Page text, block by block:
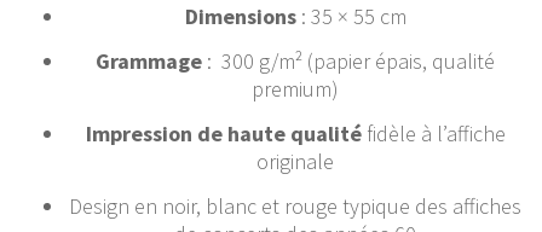
Dimensions: 35 × 55 cm
Grammage : 300 g/m² (papier épais, qualité
premium)
Impression de haute qualitéfidèle à l’affiche
originale
Design en noir, blanc et rouge typique des affiches